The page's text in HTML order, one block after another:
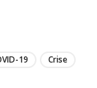
19
Crise